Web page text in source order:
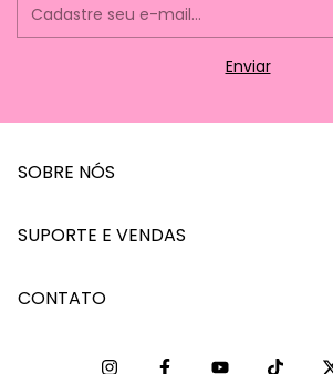
SOBRE NÓS
SUPORTE E VENDAS
CONTATO